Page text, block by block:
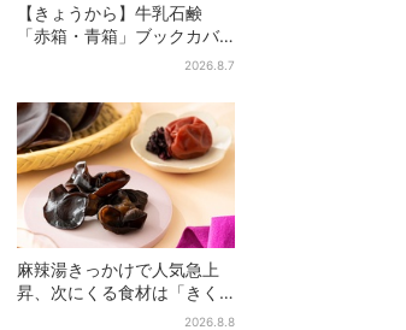
【きょうから】牛乳石鹸
「赤箱・青箱」ブックカバ
ー、大阪で無料配布！ 先着
2026.8.7
麻辣湯きっかけで人気急上
昇、次にくる食材は「きく
らげ」？ お菓子もヒット、
2026.8.8